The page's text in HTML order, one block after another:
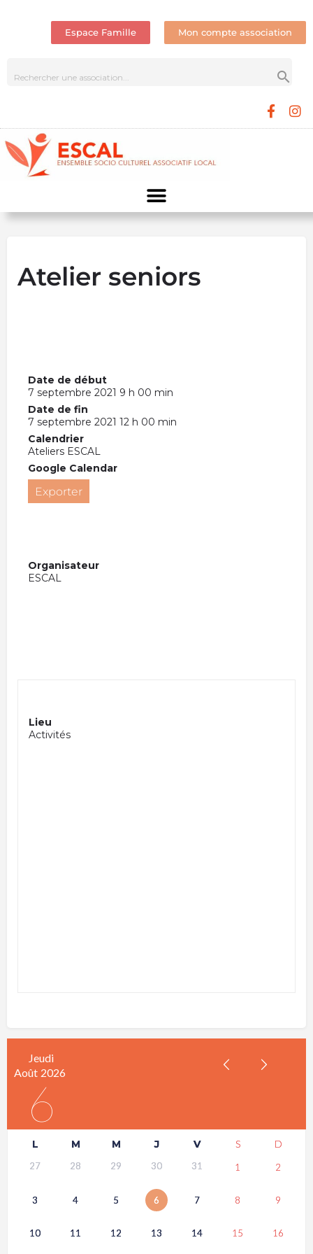
Espace Famille Mon compte association
Atelier seniors
Date de début
7 septembre 2021 9 h 00 min
Date de fin
7 septembre 2021 12 h 00 min
Calendrier
Ateliers ESCAL
Google Calendar
Exporter
Organisateur
ESCAL
Lieu
Activités
Jeudi
Août 2026
6
L M M J V S D
27 28 29 30 31 1 2
3 4 5 6 7 8 9
10 11 12 13 14 15 16